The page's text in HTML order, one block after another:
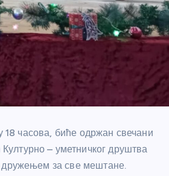
18 часова, биће одржан свечани
– уметничког друштва
дружењем за све мештане.